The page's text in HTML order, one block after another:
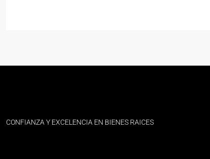
CONFIANZA Y EXCELENCIA EN BIENES RAICES